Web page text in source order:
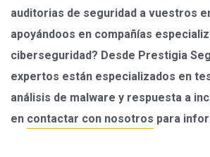
auditorias de seguridad a vuestros
apoyándoos en compañías
ciberseguridad? Desde Prestigia
expertos están especializados en
análisis de malware y respuesta a
en contactar con nosotros para